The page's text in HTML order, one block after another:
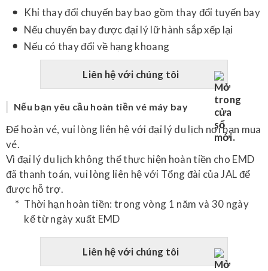
Khi thay đổi chuyến bay bao gồm thay đổi tuyến bay
Nếu chuyến bay được đại lý lữ hành sắp xếp lại
Nếu có thay đổi về hạng khoang
Liên hệ với chúng tôi
Nếu bạn yêu cầu hoàn tiền vé máy bay
Để hoàn vé, vui lòng liên hệ với đại lý du lịch nơi bạn mua
vé.
Vì đại lý du lịch không thể thực hiện hoàn tiền cho EMD
đã thanh toán, vui lòng liên hệ với Tổng đài của JAL để
được hỗ trợ.
Thời hạn hoàn tiền: trong vòng 1 năm và 30 ngày
kể từ ngày xuất EMD
Liên hệ với chúng tôi